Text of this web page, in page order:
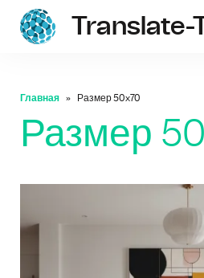
Главная Размер 50x70
Размер